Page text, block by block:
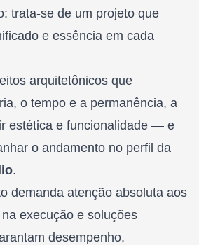
trata-se de um projeto que
e essência em cada
arquitetônicos que
o tempo e a permanência, a
estética e funcionalidade — e
o andamento no perfil da
.
demanda atenção absoluta aos
execução e soluções
desempenho,